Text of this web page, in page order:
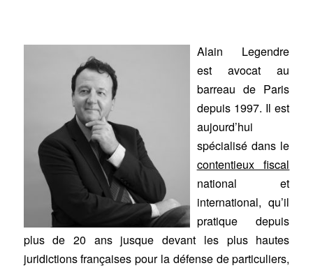
Alain Legendre
est avocat au
barreau de Paris
depuis 1997. Il est
aujourd’hui
spécialisé dans le
contentieux fiscal
national et
international, qu’il
pratique depuis
plus de 20 ans jusque devant les plus hautes
juridictions françaises pour la défense de particuliers,